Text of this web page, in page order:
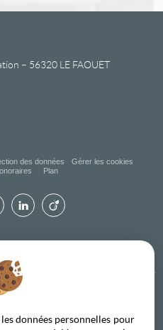
– 56320 LE FAOUET
des données
Gérer les cookies
Plan
données personnelles pour